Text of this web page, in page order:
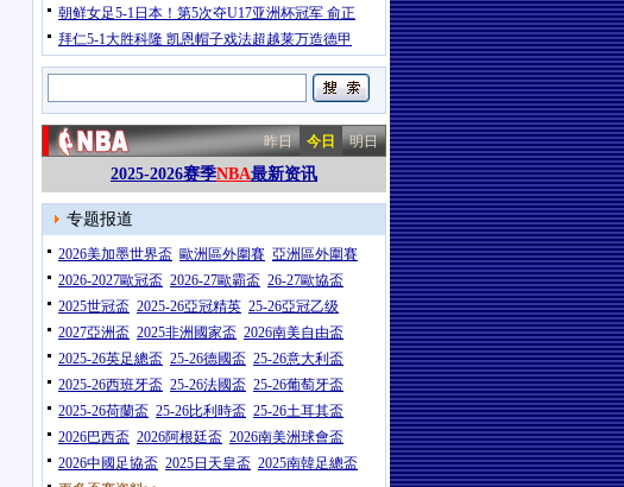
朝鲜女足5-1日本！第5次夺U17亚洲杯冠军 俞正
拜仁5-1大胜科隆 凯恩帽子戏法超越莱万造德甲
昨日 今日 明日
2025-2026赛季NBA最新资讯
专题报道
2026美加墨世界盃 歐洲區外圍賽 亞洲區外圍賽
2026-2027歐冠盃 2026-27歐霸盃 26-27歐協盃
2025世冠盃 2025-26亞冠精英 25-26亞冠乙级
2027亞洲盃 2025非洲國家盃 2026南美自由盃
2025-26英足總盃 25-26德國盃 25-26意大利盃
2025-26西班牙盃 25-26法國盃 25-26葡萄牙盃
2025-26荷蘭盃 25-26比利時盃 25-26土耳其盃
2026巴西盃 2026阿根廷盃 2026南美洲球會盃
2026中國足協盃 2025日天皇盃 2025南韓足總盃